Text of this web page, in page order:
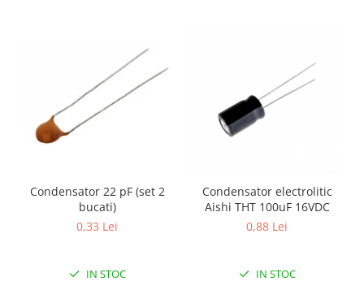
Junior Robotics
Junior Robotics
Condensator 22 pF (set 2
bucati)
0,33 Lei
IN STOC
Condensator electrolitic
Aishi THT 100uF 16VDC
0,88 Lei
IN STOC